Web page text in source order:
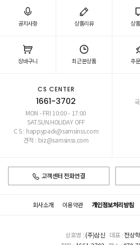
공지사항 상품리뷰 상
장바구니 최근본상품 주
CS CENTER
1661-3702
MON - FRI 10:00 - 17:00
SAT.SUN.HOLIDAY OFF
C S : happypack@samsinss.com
견적 : biz@samsinss.com
고객센터 전화연결
회사소개 이용약관 개인정보처리방침
상호명 :(주)삼신 대표 : 전상